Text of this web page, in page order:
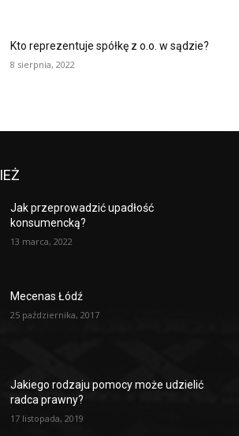
Kto reprezentuje spółkę z o.o. w sądzie?
8 sierpnia, 2022
Jak przeprowadzić upadłość
konsumencką?
13 marca, 2022
Mecenas Łódź
25 października, 2017
Jakiego rodzaju pomocy może udzielić
radca prawny?
17 listopada, 2019